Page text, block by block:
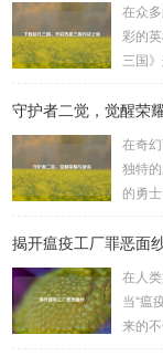
在众
彩的
三国
何进
以化
的诸
陷阵
守护者二觉，觉醒荣
在奇
独特
的勇
大陆
来自
意志
恐怖
揭开瘟疫工厂罪恶面
在人
当“瘟
来的